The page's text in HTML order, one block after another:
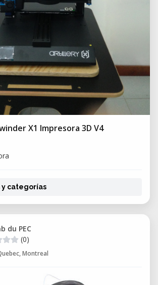
X1 Impresora 3D V4
y categorías
du PEC
(0)
Montreal